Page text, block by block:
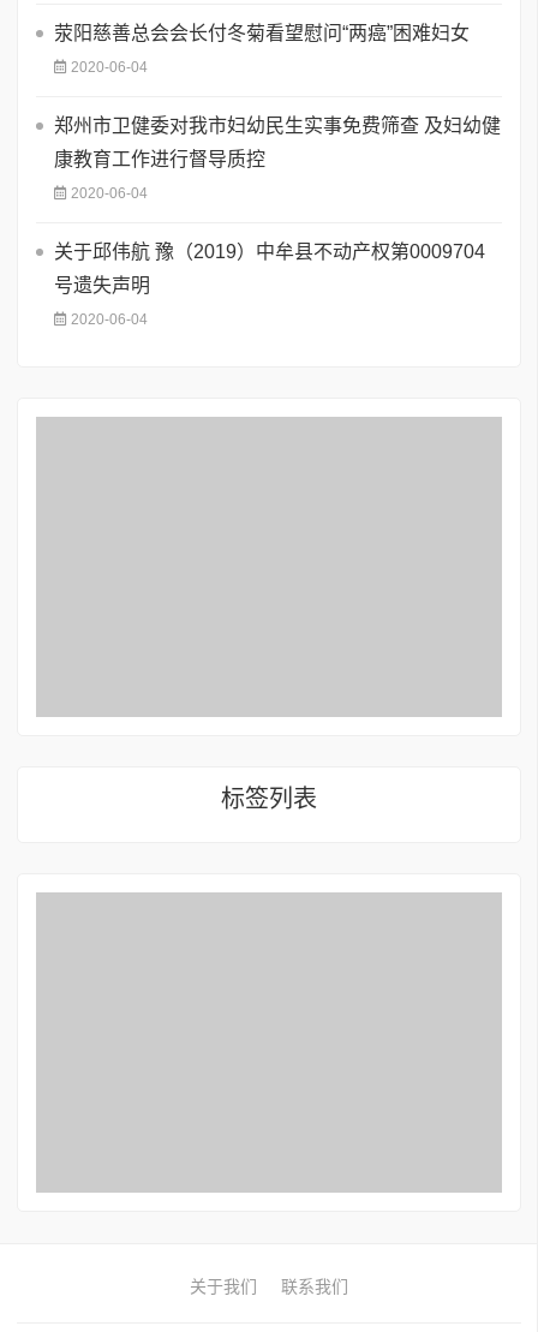
荥阳慈善总会会长付冬菊看望慰问“两癌”困难妇女
2020-06-04
郑州市卫健委对我市妇幼民生实事免费筛查 及妇幼健
康教育工作进行督导质控
2020-06-04
关于邱伟航 豫（2019）中牟县不动产权第0009704
号遗失声明
2020-06-04
标签列表
关于我们 联系我们